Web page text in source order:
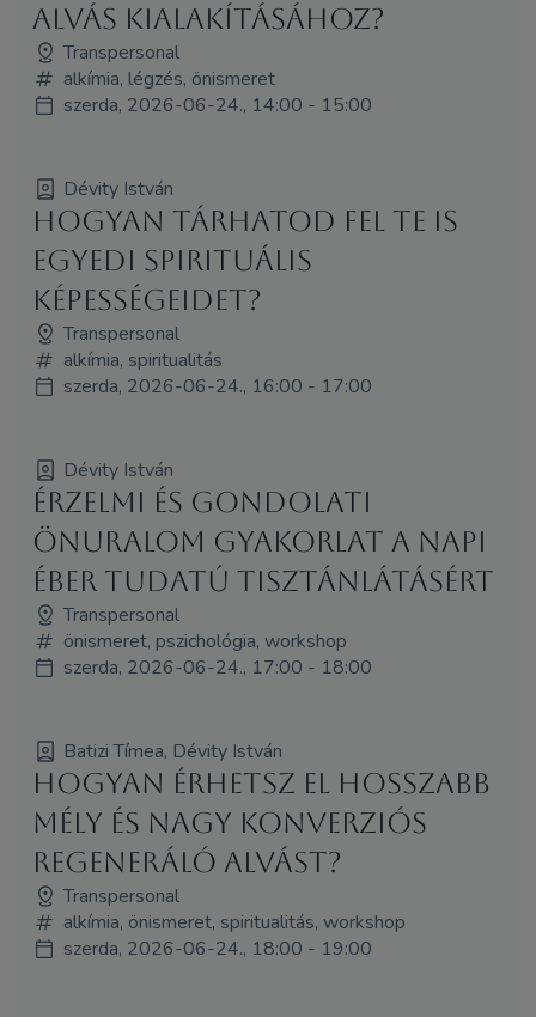
alvás kialakításához?
Transpersonal
alkímia, légzés, önismeret
szerda, 2026-06-24., 14:00 - 15:00
Dévity István
Hogyan tárhatod fel te is
egyedi spirituális
képességeidet?
Transpersonal
alkímia, spiritualitás
szerda, 2026-06-24., 16:00 - 17:00
Dévity István
Érzelmi és gondolati
önuralom gyakorlat a napi
éber tudatú tisztánlátásért
Transpersonal
önismeret, pszichológia, workshop
szerda, 2026-06-24., 17:00 - 18:00
Batizi Tímea, Dévity István
Hogyan érhetsz el hosszabb
mély és nagy konverziós
regeneráló alvást?
Transpersonal
alkímia, önismeret, spiritualitás, workshop
szerda, 2026-06-24., 18:00 - 19:00